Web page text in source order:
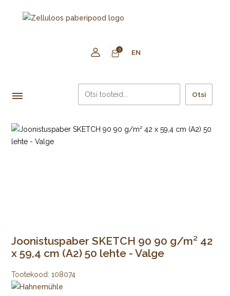
0 EN
Otsi
Joonistuspaber SKETCH 90 90 g/m² 42
x 59,4 cm (A2) 50 lehte - Valge
Tootekood: 108074